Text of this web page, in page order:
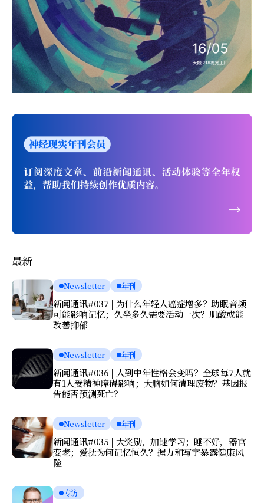
最新
Newsletter 年刊
新闻通讯#037 | 为什么年轻人癌症增多？助眠音频
可能影响记忆；久坐多久需要活动一次？肌酸或能
改善抑郁
Newsletter 年刊
新闻通讯#036 | 人到中年性格会变吗？全球每7人就
有1人受精神障碍影响；大脑如何清理废物？基因报
告能否预测死亡？
Newsletter 年刊
新闻通讯#035 | 大奖励，加速学习；睡不好，器官
变老；爱抚为何记忆恒久？握力和写字暴露健康风
险
专访